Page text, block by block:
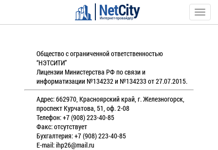
NetCity
Интернет-провайдер
Toggle
Общество с ограниченной ответственностью
“НЭТСИТИ”
Лицензии Министерства РФ по связи и
информатизации №134232 и №134233 от 27.07.2015.
Адрес: 662970, Красноярский край, г. Железногорск,
проспект Курчатова, 51, оф. 2-08
Телефон: +7 (908) 223-40-85
Факс: отсутствует
Бухгалтерия: +7 (908) 223-40-85
E-mail: ihp26@mail.ru